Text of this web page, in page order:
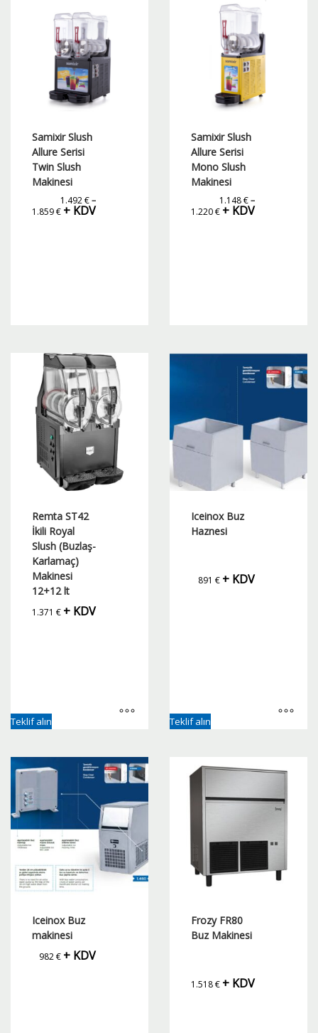
Seçenekler
sayfasından
Samixir Slush
Allure Serisi
Twin Slush
Makinesi
1.492€–
1.859€Fiyat
aralığı:
+ KDV
varyasyonu
Seçenekler
sayfasından
seçilebilir
Samixir Slush
Allure Serisi
Mono Slush
Makinesi
1.148€–
1.220€Fiyat
aralığı:
+ KDV
birden
Seçenekler
ürün
sayfasından
Remta ST42
İkili Royal
Slush (Buzlaş-
Karlamaç)
Makinesi
12+12 lt
1.371 € + KDV
Teklif alın
Iceinox Buz
Haznesi
891 € + KDV
Teklif alın
Iceinox Buz
makinesi
982€ + KDV
Frozy FR80
Buz Makinesi
1.518€ + KDV